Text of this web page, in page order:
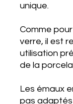
unique.
Comme
verre, il est
utilisation
de la
Les émaux
pas adaptés